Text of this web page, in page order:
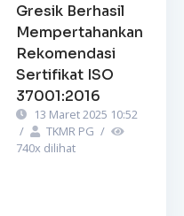
Gresik Berhasil
Mempertahankan
Rekomendasi
Sertifikat ISO
37001:2016
13 Maret 2025 10:52
/
TKMR PG /
740x dilihat